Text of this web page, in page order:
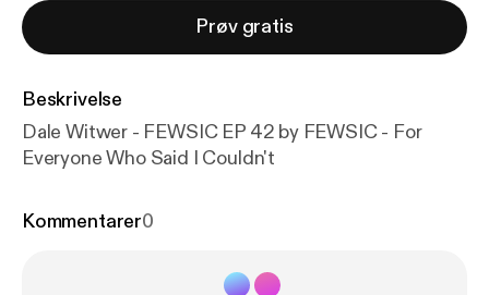
Prøv gratis
Beskrivelse
Dale Witwer - FEWSIC EP 42 by FEWSIC - For
Everyone Who Said I Couldn't
Kommentarer0